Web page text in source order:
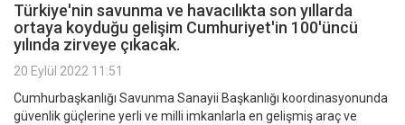
Türkiye'nin savunma ve havacılıkta son yıllarda
ortaya koyduğu gelişim Cumhuriyet'in 100'üncü
yılında zirveye çıkacak.
20 Eylül 2022 11:51
Cumhurbaşkanlığı Savunma Sanayii Başkanlığı koordinasyonunda
güvenlik güçlerine yerli ve milli imkanlarla en gelişmiş araç ve